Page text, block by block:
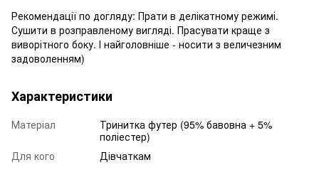
Рекомендації по догляду: Прати в делікатному режимі.
Сушити в розправленому вигляді. Прасувати краще з
виворітного боку. І найголовніше - носити з величезним
задоволенням)
Характеристики
Матеріал
Тринитка футер (95% бавовна + 5%
поліестер)
Для кого
Дівчаткам